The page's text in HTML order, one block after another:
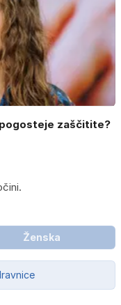
zaščitite?
Ženska